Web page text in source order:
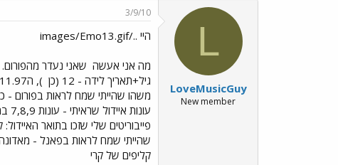
L
LoveMusicGuy
New member
3/9/10
היי ../images/Emo13.gif
מה אני אעשה שאני נעדר
גיל+תאריך לידה - 12 (כן
), ה20.11.97 איך הגעתי לפורום - חיפשתי מקום לדבר בו על איידול (כמובן). הדבר שאני הכי אוהב בפורום - קרי
משהו שהייתי שמח לראות בפורום -
עונות איידול שראיתי - עונות 7,8,9 במלואן, 4,5,6 את הרוב, ועונות 1 ו3 רק קטעים מהן. את עונה 2 לא יצא לי לראות (דילן, מצטרף אלייך
פייבוריטים שלי שזכו בתואר
שהייתי שמח לראות בפאנל - מאדונה,
קליפים של קרי